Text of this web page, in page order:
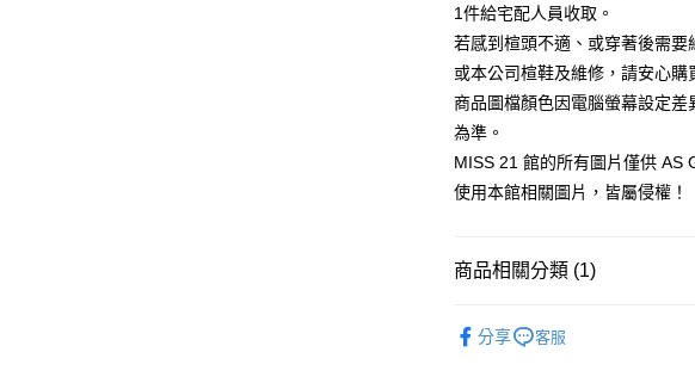
台灣樂天信用卡公司
台新國際商業銀行
台灣樂天信用卡公司
元大商業銀行
玉山商業銀行
台灣樂天信用卡公司
Google Pay
ATM付款
運送方式
宅配
離島宅配
國家/地區配送
1件給宅配人員收取。
若感到楦頭不適、或穿著後需
或本公司楦鞋及維修，請安心購
商品圖檔顏色因電腦螢幕設定
為準。
MISS 21 館的所有圖片僅供 AS
使用本館相關圖片，皆屬侵權！
商品相關分類 (1)
分享
客服